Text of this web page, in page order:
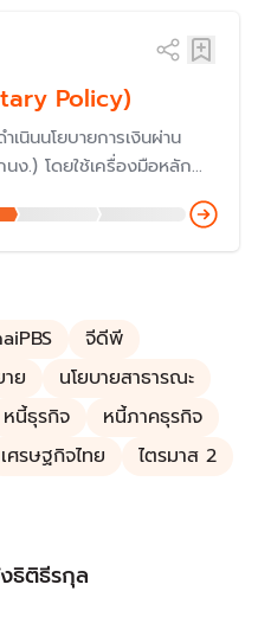
Policy)
เนินนโยบายการเงินผ่าน
ง.) โดยใช้เครื่องมือหลัก
ปจนกระทบกับเศรษฐกิจ โด
การกำหนดนโยบายการงินข
จีดีพี
ย
นโยบายสาธารณะ
หนี้ธุรกิจ
หนี้ภาคธุรกิจ
เศรษฐกิจไทย ไตรมาส 2
ธิติธีรกุล